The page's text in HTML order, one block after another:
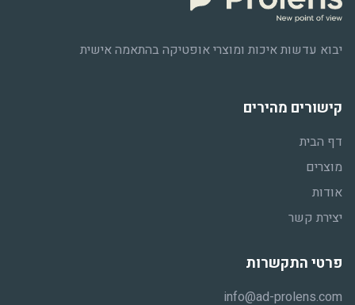
יבוא עדשות איכות ומוצרי אופטיקה בהתאמה אישית
קישורים מהירים
דף הבית
מוצרים
אודות
יצירת קשר
פרטי התקשרות
info@ad-prolens.com